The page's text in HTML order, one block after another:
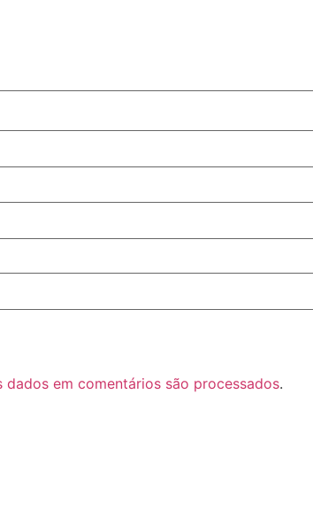
dados em comentários são processados.